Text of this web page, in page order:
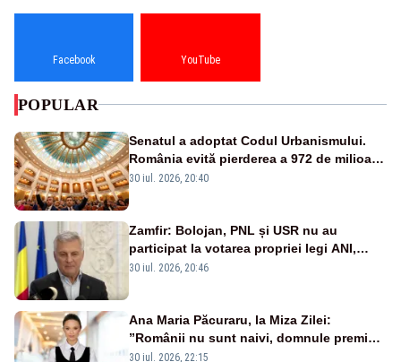
Facebook YouTube
POPULAR
Senatul a adoptat Codul Urbanismului.
România evită pierderea a 972 de milioane
de euro din PNRR
30 iul. 2026, 20:40
Zamfir: Bolojan, PNL și USR nu au
participat la votarea propriei legi ANI,
scoțându-și cartelele
30 iul. 2026, 20:46
Ana Maria Păcuraru, la Miza Zilei:
”Românii nu sunt naivi, domnule premier
Bolojan”
30 iul. 2026, 22:15